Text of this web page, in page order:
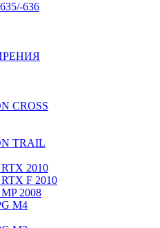
636
CROSS
TRAIL
2010
F 2010
2008
M4